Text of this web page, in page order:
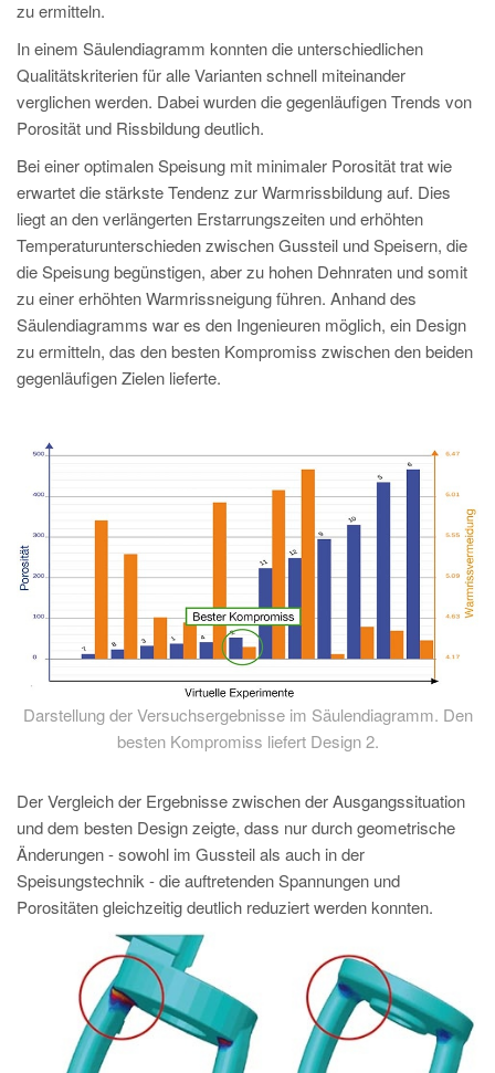
zu ermitteln.
In einem Säulendiagramm konnten die unterschiedlichen
Qualitätskriterien für alle Varianten schnell miteinander
verglichen werden. Dabei wurden die gegenläufigen Trends von
Porosität und Rissbildung deutlich.
Bei einer optimalen Speisung mit minimaler Porosität trat wie
erwartet die stärkste Tendenz zur Warmrissbildung auf. Dies
liegt an den verlängerten Erstarrungszeiten und erhöhten
Temperaturunterschieden zwischen Gussteil und Speisern, die
die Speisung begünstigen, aber zu hohen Dehnraten und somit
zu einer erhöhten Warmrissneigung führen. Anhand des
Säulendiagramms war es den Ingenieuren möglich, ein Design
zu ermitteln, das den besten Kompromiss zwischen den beiden
gegenläufigen Zielen lieferte.
Darstellung der Versuchsergebnisse im Säulendiagramm. Den
besten Kompromiss liefert Design 2.
Der Vergleich der Ergebnisse zwischen der Ausgangssituation
und dem besten Design zeigte, dass nur durch geometrische
Änderungen - sowohl im Gussteil als auch in der
Speisungstechnik - die auftretenden Spannungen und
Porositäten gleichzeitig deutlich reduziert werden konnten.